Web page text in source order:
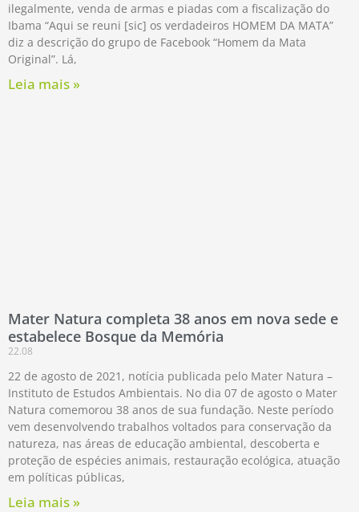
ilegalmente, venda de armas e piadas com a fiscalização do
Ibama “Aqui se reuni [sic] os verdadeiros HOMEM DA MATA”
diz a descrição do grupo de Facebook “Homem da Mata
Original”. Lá,
Leia mais »
Mater Natura completa 38 anos em nova sede e
estabelece Bosque da Memória
22.08
22 de agosto de 2021, notícia publicada pelo Mater Natura –
Instituto de Estudos Ambientais. No dia 07 de agosto o Mater
Natura comemorou 38 anos de sua fundação. Neste período
vem desenvolvendo trabalhos voltados para conservação da
natureza, nas áreas de educação ambiental, descoberta e
proteção de espécies animais, restauração ecológica, atuação
em políticas públicas,
Leia mais »